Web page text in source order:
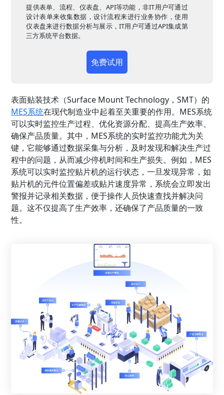
提供表单、流程、仪表盘、API等功能，非IT用户可通过
设计表单来收集数据，设计流程来进行业务协作，使用
仪表盘来进行数据分析与展示，IT用户可通过API集成第
三方系统平台数据。
免费试用
表面贴装技术（Surface Mount Technology，SMT）的
MES系统在现代制造业中起着至关重要的作用。MES系统
可以实时监控生产过程、优化资源分配、提高生产效率、
确保产品质量。其中，MES系统的实时监控功能尤为关
键，它能够通过数据采集与分析，及时发现和解决生产过
程中的问题，从而减少停机时间和生产损失。例如，MES
系统可以实时监控贴片机的运行状态，一旦发现异常，如
贴片机的元件位置偏差或贴片速度异常，系统会立即发出
警报并记录相关数据，便于操作人员快速查找并解决问
题。这不仅提高了生产效率，还确保了产品质量的一致
性。